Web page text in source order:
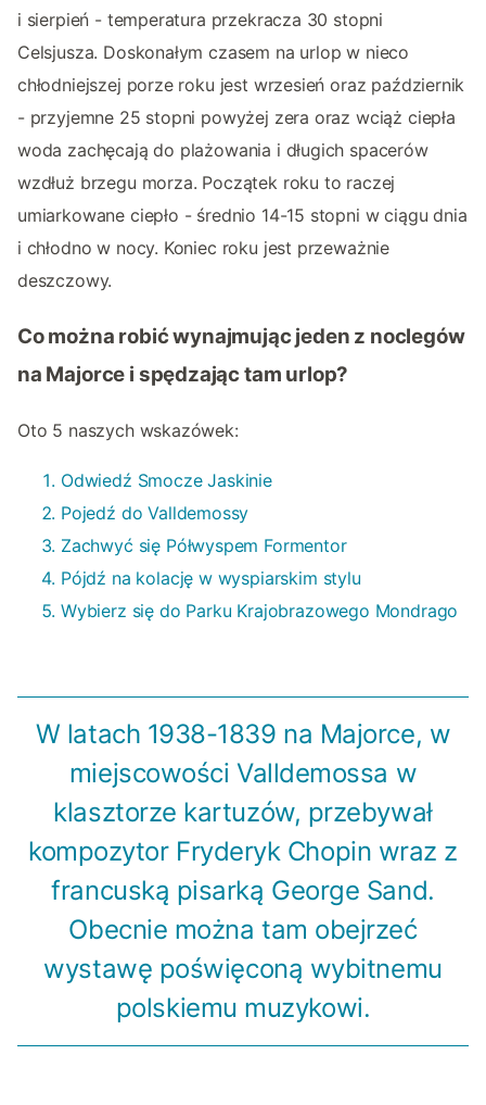
i sierpień - temperatura przekracza 30 stopni
Celsjusza. Doskonałym czasem na urlop w nieco
chłodniejszej porze roku jest wrzesień oraz październik
- przyjemne 25 stopni powyżej zera oraz wciąż ciepła
woda zachęcają do plażowania i długich spacerów
wzdłuż brzegu morza. Początek roku to raczej
umiarkowane ciepło - średnio 14-15 stopni w ciągu dnia
i chłodno w nocy. Koniec roku jest przeważnie
deszczowy.
Co można robić wynajmując jeden z noclegów
na Majorce i spędzając tam urlop?
Oto 5 naszych wskazówek:
Odwiedź Smocze Jaskinie
Pojedź do Valldemossy
Zachwyć się Półwyspem Formentor
Pójdź na kolację w wyspiarskim stylu
Wybierz się do Parku Krajobrazowego Mondrago
W latach 1938-1839 na Majorce, w
miejscowości Valldemossa w
klasztorze kartuzów, przebywał
kompozytor Fryderyk Chopin wraz z
francuską pisarką George Sand.
Obecnie można tam obejrzeć
wystawę poświęconą wybitnemu
polskiemu muzykowi.